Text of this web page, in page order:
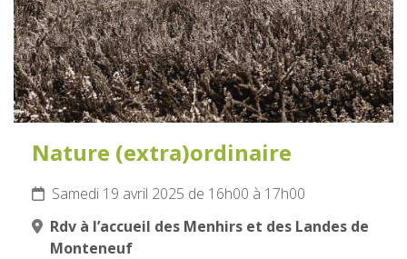
Nature (extra)ordinaire
Samedi 19 avril 2025 de 16h00 à 17h00
Rdv à l’accueil des Menhirs et des Landes de
Monteneuf